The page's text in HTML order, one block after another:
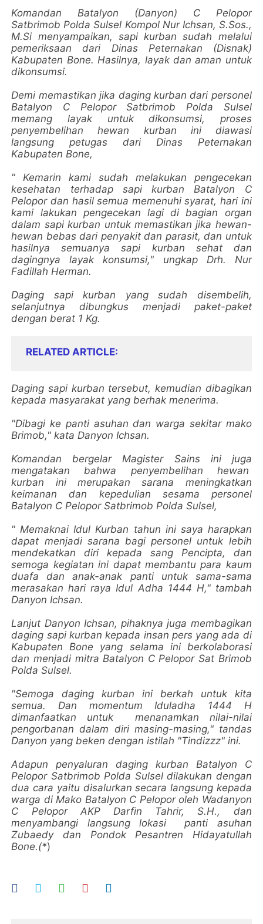
Komandan Batalyon (Danyon) C Pelopor
Satbrimob Polda Sulsel Kompol Nur Ichsan, S.Sos.,
M.Si menyampaikan, sapi kurban sudah melalui
pemeriksaan dari Dinas Peternakan (Disnak)
Kabupaten Bone. Hasilnya, layak dan aman untuk
dikonsumsi.
Demi memastikan jika daging kurban dari personel
Batalyon C Pelopor Satbrimob Polda Sulsel
memang layak untuk dikonsumsi, proses
penyembelihan hewan kurban ini diawasi
langsung petugas dari Dinas Peternakan
Kabupaten Bone,
" Kemarin kami sudah melakukan pengecekan
kesehatan terhadap sapi kurban Batalyon C
Pelopor dan hasil semua memenuhi syarat, hari ini
kami lakukan pengecekan lagi di bagian organ
dalam sapi kurban untuk memastikan jika hewan-
hewan bebas dari penyakit dan parasit, dan untuk
hasilnya semuanya sapi kurban sehat dan
dagingnya layak konsumsi," ungkap Drh. Nur
Fadillah Herman.
Daging sapi kurban yang sudah disembelih,
selanjutnya dibungkus menjadi paket-paket
dengan berat 1 Kg.
RELATED ARTICLE
Daging sapi kurban tersebut, kemudian dibagikan
kepada masyarakat yang berhak menerima.
"Dibagi ke panti asuhan dan warga sekitar mako
Brimob," kata Danyon Ichsan.
Komandan bergelar Magister Sains ini juga
mengatakan bahwa penyembelihan hewan
kurban ini merupakan sarana meningkatkan
keimanan dan kepedulian sesama personel
Batalyon C Pelopor Satbrimob Polda Sulsel,
" Memaknai Idul Kurban tahun ini saya harapkan
dapat menjadi sarana bagi personel untuk lebih
mendekatkan diri kepada sang Pencipta, dan
semoga kegiatan ini dapat membantu para kaum
duafa dan anak-anak panti untuk sama-sama
merasakan hari raya Idul Adha 1444 H," tambah
Danyon Ichsan.
Lanjut Danyon Ichsan, pihaknya juga membagikan
daging sapi kurban kepada insan pers yang ada di
Kabupaten Bone yang selama ini berkolaborasi
dan menjadi mitra Batalyon C Pelopor Sat Brimob
Polda Sulsel.
"Semoga daging kurban ini berkah untuk kita
semua. Dan momentum Iduladha 1444 H
dimanfaatkan untuk menanamkan nilai-nilai
pengorbanan dalam diri masing-masing," tandas
Danyon yang beken dengan istilah "Tindizzz" ini.
Adapun penyaluran daging kurban Batalyon C
Pelopor Satbrimob Polda Sulsel dilakukan dengan
dua cara yaitu disalurkan secara langsung kepada
warga di Mako Batalyon C Pelopor oleh Wadanyon
C Pelopor AKP Darfin Tahrir, S.H., dan
menyambangi langsung lokasi panti asuhan
Zubaedy dan Pondok Pesantren Hidayatullah
Bone.(*)